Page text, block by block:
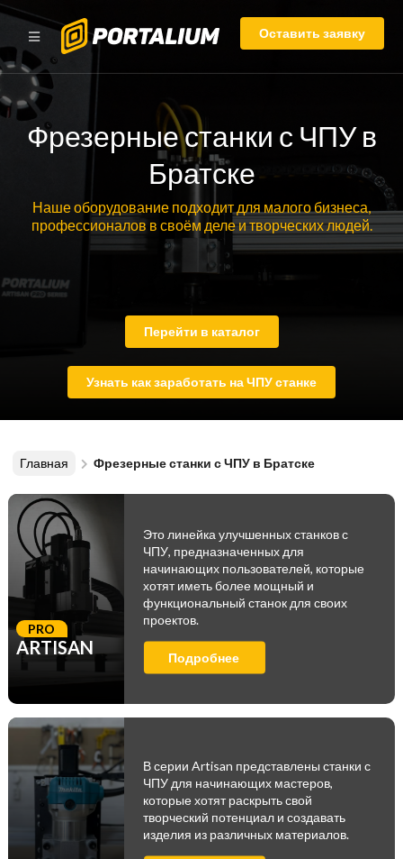
Оставить заявку
Фрезерные станки с ЧПУ в
Братске
Наше оборудование подходит для малого бизнеса,
профессионалов в своём деле и творческих людей.
Перейти в каталог
Узнать как заработать на ЧПУ станке
Главная Фрезерные станки с ЧПУ в Братске
ARTISAN
PRO
Это линейка улучшенных станков с
ЧПУ, предназначенных для
начинающих пользователей, которые
хотят иметь более мощный и
функциональный станок для своих
проектов.
Подробнее
В серии Artisan представлены станки с
ЧПУ для начинающих мастеров,
которые хотят раскрыть свой
творческий потенциал и создавать
изделия из различных материалов.